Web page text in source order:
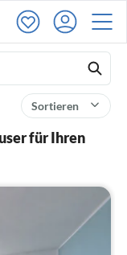
Sortieren
für Ihren